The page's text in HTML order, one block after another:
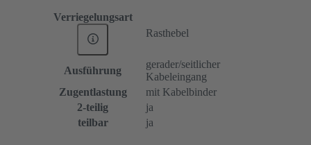
Verriegelungsart
Rasthebel
Ausführung
gerader/seitlicher
Kabeleingang
Zugentlastung
mit Kabelbinder
2-teilig
ja
teilbar
ja